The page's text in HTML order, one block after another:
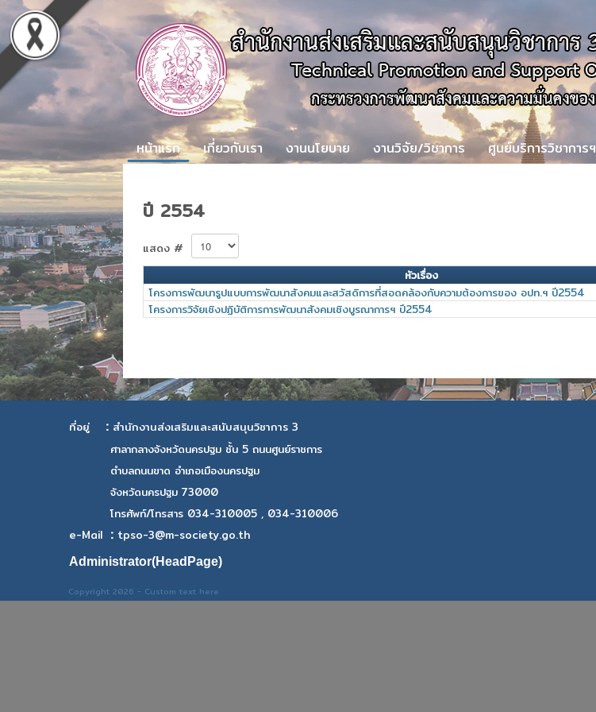
หน้าแรก เกี่ยวกับเรา งานนโยบาย งานวิจัย/วิชาการ ศูนย์บริการวิชาการฯ
Copyright 2026 - Custom text here
ปี 2554
แสดง #
หัวเรื่อง
โครงการพัฒนารูปแบบการพัฒนาสังคมและสวัสดิการที่สอดคล้องกับความต้องการของ อปท.ฯ ปี2554
โครงการวิจัยเชิงปฏิบัติการการพัฒนาสังคมเชิงบูรณาการฯ ปี2554
ที่อยู่ : สำนักงานส่งเสริมและสนับสนุนวิชาการ 3
ศาลากลางจังหวัดนครปฐม ชั้น 5 ถนนศูนย์ราชการ
ตำบลถนนขาด อำเภอเมืองนครปฐม
จังหวัดนครปฐม 73000
โทรศัพท์/โทรสาร 034-310005 , 034-310006
e-Mail : tpso-3@m-society.go.th
Administrator(HeadPage)